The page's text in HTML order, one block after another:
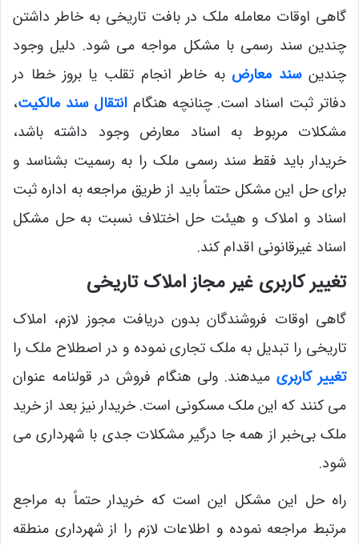
گاهی اوقات معامله ملک در بافت تاریخی به خاطر داشتن
چندین سند رسمی با مشکل مواجه می ‌شود. دلیل وجود
چندینسند معارض به خاطر انجام تقلب یا بروز خطا در
دفاتر ثبت اسناد است. چنانچه هنگامانتقال سند مالکیت،
مشکلات مربوط به اسناد معارض وجود داشته باشد،
خریدار باید فقط سند رسمی ملک را به رسمیت بشناسد و
برای حل این مشکل حتماً باید از طریق مراجعه به اداره ثبت
اسناد و املاک و هیئت حل اختلاف نسبت به حل مشکل
اسناد غیرقانونی اقدام کند.
تغییر کاربری غیر مجاز املاک تاریخی
گاهی اوقات فروشندگان بدون دریافت مجوز لازم، املاک
تاریخی را تبدیل به ملک تجاری نموده و در اصطلاح ملک را
تغییر کاربری میدهند. ولی هنگام فروش در قولنامه عنوان
می‌ کنند که این ملک مسکونی است. خریدار نیز بعد از خرید
ملک بی‌خبر از همه جا درگیر مشکلات جدی با شهرداری می
‌شود.
راه حل این مشکل این است که خریدار حتماً به مراجع
مرتبط مراجعه نموده و اطلاعات لازم را از شهرداری منطقه